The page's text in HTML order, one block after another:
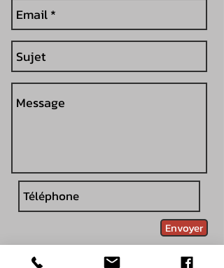
Envoyer